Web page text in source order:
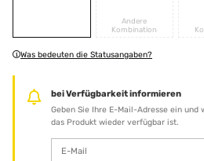
Andere
Kombination
Was bedeuten die Statusangaben?
bei Verfügbarkeit informieren
Geben Sie Ihre E-Mail-Adresse ein
das Produkt wieder verfügbar ist.